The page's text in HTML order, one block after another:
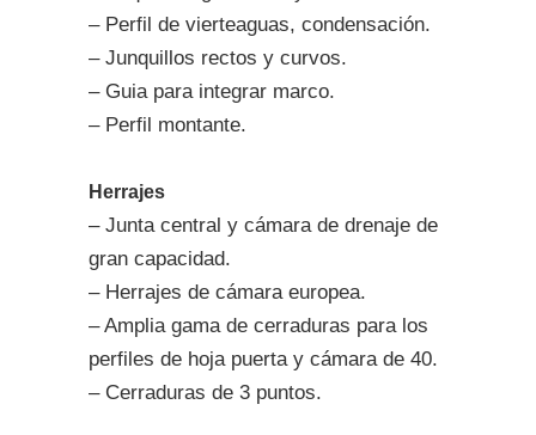
– Perfil de vierteaguas, condensación.
– Junquillos rectos y curvos.
– Guia para integrar marco.
– Perfil montante.
Herrajes
– Junta central y cámara de drenaje de
gran capacidad.
– Herrajes de cámara europea.
– Amplia gama de cerraduras para los
perfiles de hoja puerta y cámara de 40.
– Cerraduras de 3 puntos.